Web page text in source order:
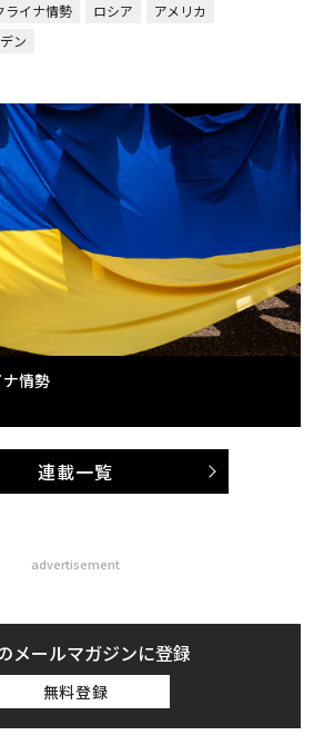
ライナ情勢 ロシア
アメリカ
ン
情勢
連載一覧
advertisement
メールマガジンに登録
無料登録